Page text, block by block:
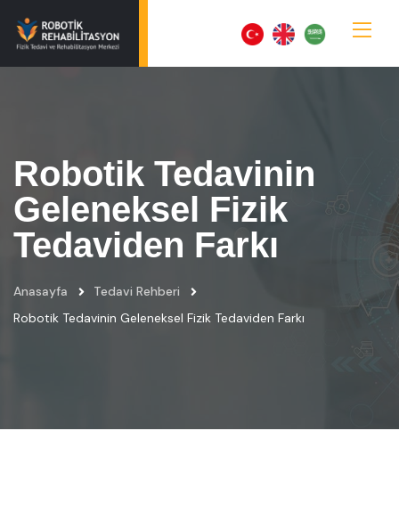
Robotik Tedavinin
Geleneksel Fizik
Tedaviden Farkı
Anasayfa
Tedavi Rehberi
Robotik Tedavinin Geleneksel Fizik Tedaviden Farkı